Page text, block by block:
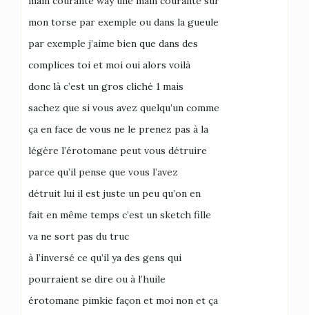
mon torse par exemple ou dans la gueule
par exemple j’aime bien que dans des
complices toi et moi oui alors voilà
donc là c’est un gros cliché 1 mais
sachez que si vous avez quelqu’un comme
ça en face de vous ne le prenez pas à la
légère l’érotomane peut vous détruire
parce qu’il pense que vous l’avez
détruit lui il est juste un peu qu’on en
fait en même temps c’est un sketch fille
va ne sort pas du truc
à l’inversé ce qu’il ya des gens qui
pourraient se dire ou à l’huile
érotomane pimkie façon et moi non et ça